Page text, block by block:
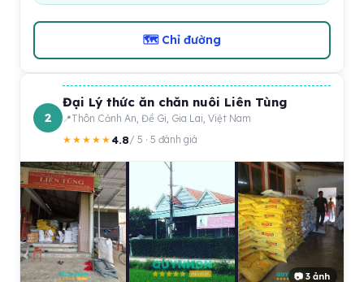
🗺 Chỉ đường
2
Đại Lý thức ăn chăn nuôi Liên Tùng
Thôn Cảnh An, Đề Gi, Gia Lai, Việt Nam
★★★★★4.8/ 5 · 5 đánh giá
📷 3 ảnh